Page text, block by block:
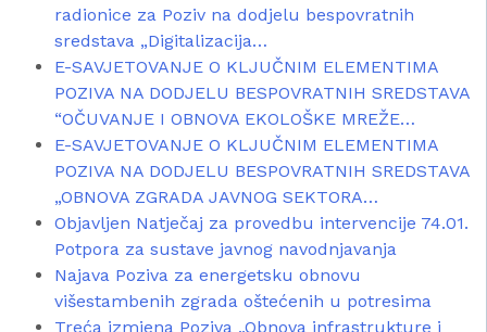
radionice za Poziv na dodjelu bespovratnih
sredstava „Digitalizacija…
E-SAVJETOVANJE O KLJUČNIM ELEMENTIMA
POZIVA NA DODJELU BESPOVRATNIH SREDSTAVA
“OČUVANJE I OBNOVA EKOLOŠKE MREŽE…
E-SAVJETOVANJE O KLJUČNIM ELEMENTIMA
POZIVA NA DODJELU BESPOVRATNIH SREDSTAVA
„OBNOVA ZGRADA JAVNOG SEKTORA…
Objavljen Natječaj za provedbu intervencije 74.01.
Potpora za sustave javnog navodnjavanja
Najava Poziva za energetsku obnovu
višestambenih zgrada oštećenih u potresima
Treća izmjena Poziva „Obnova infrastrukture i